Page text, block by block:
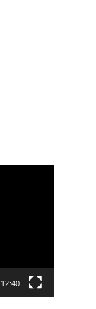
12:40